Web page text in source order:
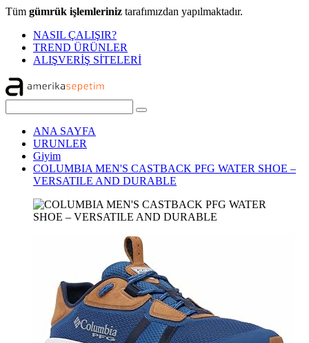
Tüm gümrük işlemleriniz tarafımızdan yapılmaktadır.
NASIL ÇALIŞIR?
TREND ÜRÜNLER
ALIŞVERİŞ SİTELERİ
ANA SAYFA
URUNLER
Giyim
COLUMBIA MEN'S CASTBACK PFG WATER SHOE –
VERSATILE AND DURABLE